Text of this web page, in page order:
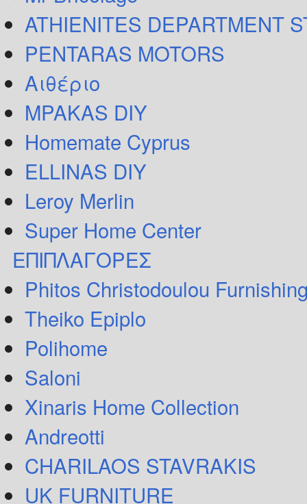
ATHIENITES DEPARTMENT
PENTARAS MOTORS
Αιθέριο
MPAKAS DIY
Homemate Cyprus
ELLINAS DIY
Leroy Merlin
Super Home Center
ΕΠΙΠΛΑΓΟΡΕΣ
Phitos Christodoulou
Theiko Epiplo
Polihome
Saloni
Xinaris Home Collection
Andreotti
CHARILAOS STAVRAKIS
UK FURNITURE